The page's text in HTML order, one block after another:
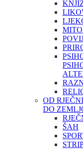
OD
DO
ŠAH